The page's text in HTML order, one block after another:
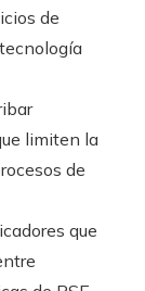
de
limiten la
de
que